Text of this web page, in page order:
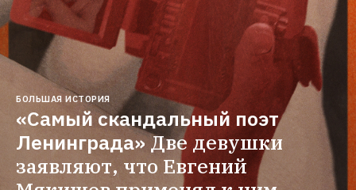
БОЛЬШАЯ ИСТОРИЯ
«Самый скандальный поэт
Ленинграда»Две девушки
заявляют, что Евгений